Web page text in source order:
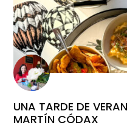
UNA TARDE DE
MARTÍN CÓDAX